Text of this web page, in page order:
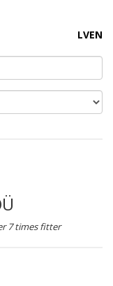
LVEN
7 times fitter